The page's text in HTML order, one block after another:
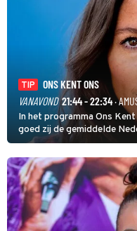
TIP
ONS KENT ONS
VANAVOND 21:44 - 22:34·
In het programma Ons
goed zij de gemiddelde
hoofdredacteur van
rapper Keizer opneemt
Huijbregts.